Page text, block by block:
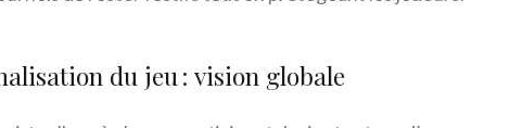
du jeu : vision globale